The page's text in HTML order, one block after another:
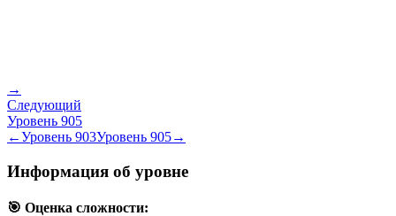
→
Следующий
Уровень 905
←Уровень 903Уровень 905→
Информация об уровне
🎯 Оценка сложности: